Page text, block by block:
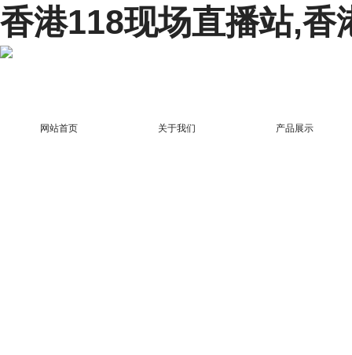
香港118现场直播站,香
网站首页 关于我们 产品展示